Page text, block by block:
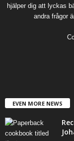
hjälper dig att lyckas
andra frågor
EVEN MORE NEWS